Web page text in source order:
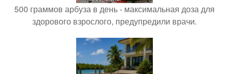
500 граммов арбуза в день - максимальная доза для
здорового взрослого, предупредили врачи.